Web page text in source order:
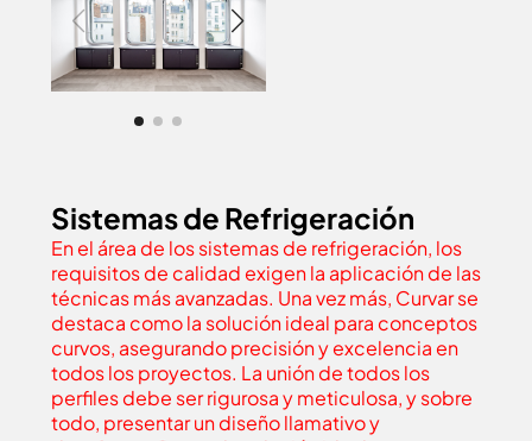
Sistemas de Refrigeración
En el área de los sistemas de refrigeración, los
requisitos de calidad exigen la aplicación de las
técnicas más avanzadas. Una vez más, Curvar se
destaca como la solución ideal para conceptos
curvos, asegurando precisión y excelencia en
todos los proyectos. La unión de todos los
perfiles debe ser rigurosa y meticulosa, y sobre
todo, presentar un diseño llamativo y